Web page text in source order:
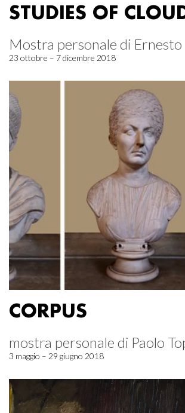
STUDIES OF
Mostra personale di
23 ottobre – 7 dicembre 2018
CORPUS
mostra personale di Paolo
3 maggio – 29 giugno 2018